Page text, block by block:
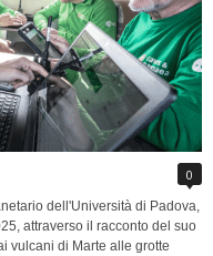
0
dell'Università di Padova,
attraverso il racconto del suo
vulcani di Marte alle grotte